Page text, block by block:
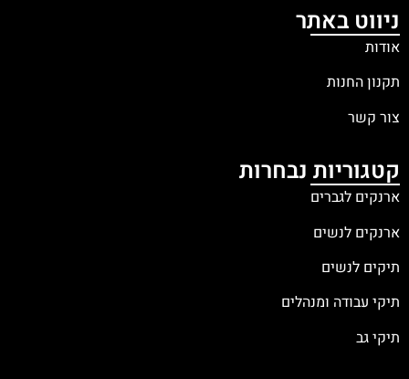
ניווט באתר
אודות
תקנון החנות
צור קשר
קטגוריות נבחרות
ארנקים לגברים
ארנקים לנשים
תיקים לנשים
תיקי עבודה ומנהלים
תיקי גב